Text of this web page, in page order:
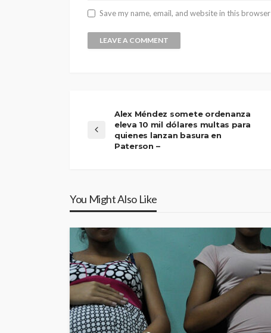
Save my name, email, and website in this
Alex Méndez somete ordenanza
eleva 10 mil dólares multas para
quienes lanzan basura en
Paterson –
You Might Also Like